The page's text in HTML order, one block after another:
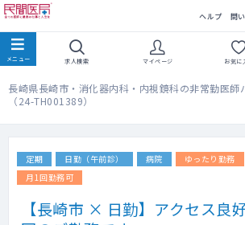
ヘルプ 問
求人検索 マイページ お気に
長崎県長崎市・消化器内科・内視鏡科の非常勤医師
（24-TH001389）
定期 日勤（午前診） 病院 ゆったり勤務
月1回勤務可
【長崎市 × 日勤】アクセス良